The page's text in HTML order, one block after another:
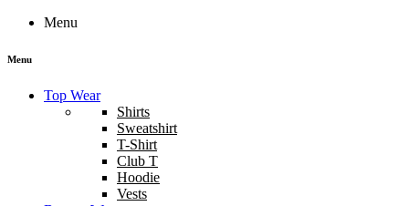
Menu
Menu
Top Wear
Shirts
Sweatshirt
T-Shirt
Club T
Hoodie
Vests